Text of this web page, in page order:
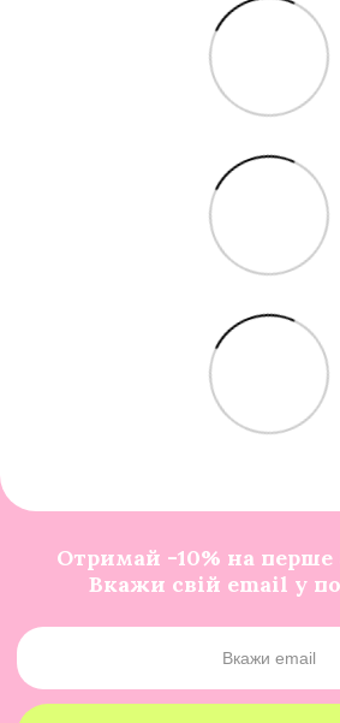
Отримай -10% на перше
Вкажи свій email у